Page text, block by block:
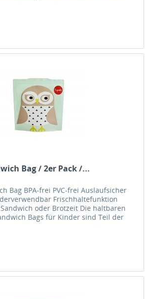
Bag / 2er Pack /...
Bag BPA-frei PVC-frei Auslaufsicher
Frischhaltefunktion
oder Brotzeit Die haltbaren
Bags für Kinder sind Teil der